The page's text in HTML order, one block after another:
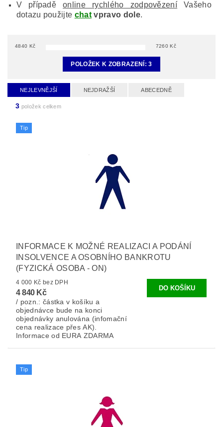
V případěonline rychlého zodpovězení Vašeho
dotazu použijte chatvpravo dole.
4840 Kč 7260 Kč
POLOŽEK K ZOBRAZENÍ:3
NEJLEVNĚJŠÍ NEJDRAŽŠÍ ABECEDNĚ
3 položek celkem
Tip
INFORMACE K MOŽNÉ REALIZACI A PODÁNÍ
INSOLVENCE A OSOBNÍHO BANKROTU
(FYZICKÁ OSOBA - ON)
4 000 Kč bez DPH
4 840 Kč
/ pozn.: částka v košíku a
objednávce bude na konci
objednávky anulována (infomační
cena realizace přes AK).
Informace od EURA ZDARMA
Tip